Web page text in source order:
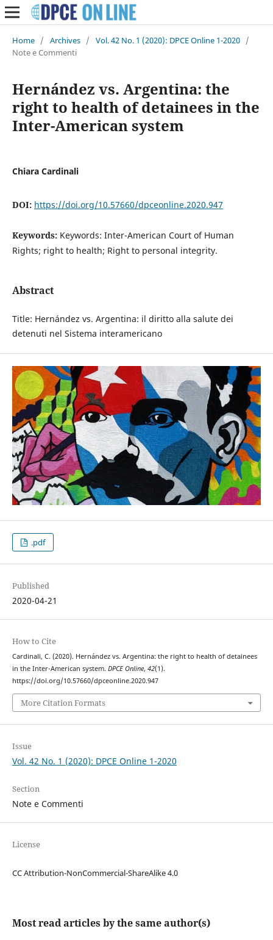
Home / Archives / Vol. 42 No. 1 (2020): DPCE Online 1-2020 /
Note e Commenti
Hernández vs. Argentina: the
right to health of detainees in the
Inter-American system
Chiara Cardinali
DOI: https://doi.org/10.57660/dpceonline.2020.947
Keywords: Keywords: Inter-American Court of Human
Rights; right to health; Right to personal integrity.
Abstract
Title: Hernández vs. Argentina: il diritto alla salute dei
detenuti nel Sistema interamericano
.pdf
Published
2020-04-21
How to Cite
Cardinali, C. (2020). Hernández vs. Argentina: the right to health of detainees
in the Inter-American system. DPCE Online, 42(1).
https://doi.org/10.57660/dpceonline.2020.947
More Citation Formats
Issue
Vol. 42 No. 1 (2020): DPCE Online 1-2020
Section
Note e Commenti
License
CC Attribution-NonCommercial-ShareAlike 4.0
Most read articles by the same author(s)